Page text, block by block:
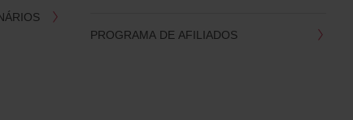
PROGRAMA DE AFILIADOS